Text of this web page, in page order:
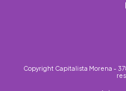
Copyright Capitalista Morena -